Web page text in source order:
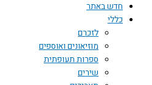
חדש באתר
כללי
לזכרם
מוזיאונים ואוספים
ספרות תעופתית
שירים